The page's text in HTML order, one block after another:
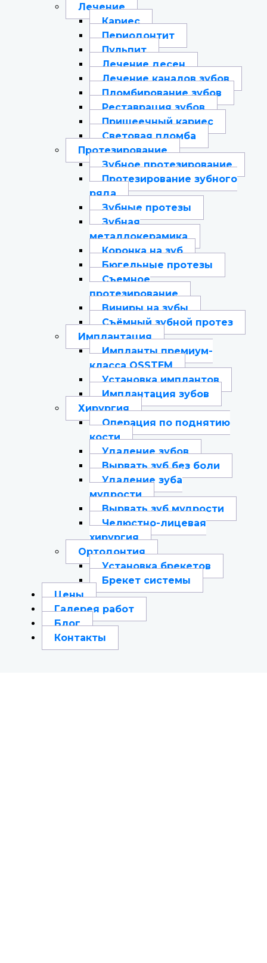
Лечение
Кариес
Периодонтит
Пульпит
Лечение десен
Лечение каналов зубов
Пломбирование зубов
Реставрация зубов
Пришеечный кариес
Световая пломба
Протезирование
Зубное протезирование
Протезирование зубного
ряда
Зубные протезы
Зубная
металлокерамика
Коронка на зуб
Бюгельные протезы
Съемное
протезирование
Виниры на зубы
Съёмный зубной протез
Имплантация
Импланты премиум-
класса OSSTEM
Установка имплантов
Имплантация зубов
Хирургия
Операция по поднятию
кости
Удаление зубов
Вырвать зуб без боли
Удаление зуба
мудрости
Вырвать зуб мудрости
Челюстно-лицевая
хирургия
Ортодонтия
Установка брекетов
Брекет системы
Цены
Галерея работ
Блог
Контакты